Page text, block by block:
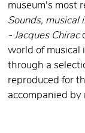
museum's most
Sounds, musical
- Jacques Chirac
world of musical
through a
reproduced for
accompanied by